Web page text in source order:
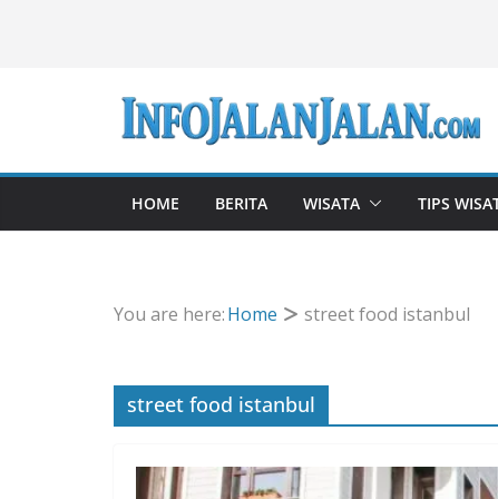
HOME BERITA WISATA TIPS
You are here:Home street food istanbul
street food istanbul